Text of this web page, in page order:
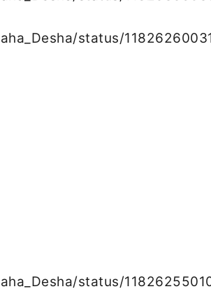
status/
status/